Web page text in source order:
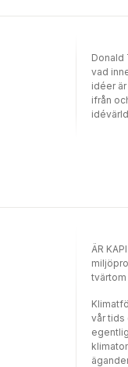
Donald
vad
idéer
ifrån
ÄR
tvärtom
vår tids